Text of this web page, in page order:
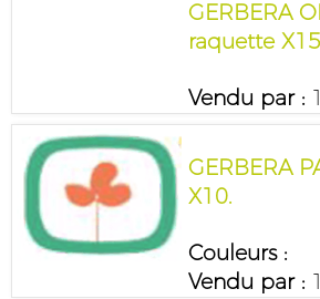
GERBERA
raquette X15
Vendu par :
GERBERA
X10.
Couleurs :
Vendu par :